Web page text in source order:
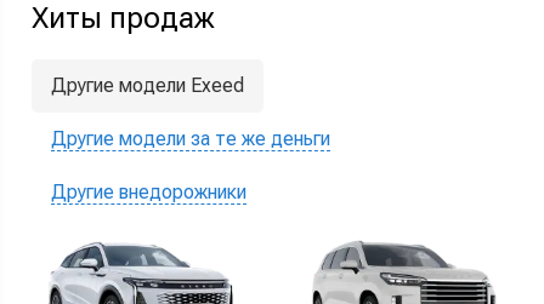
Хиты продаж
Другие модели Exeed
Другие модели за те же деньги
Другие внедорожники